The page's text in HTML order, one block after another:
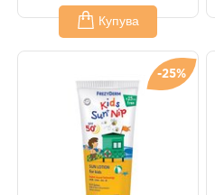
Купува
-25%